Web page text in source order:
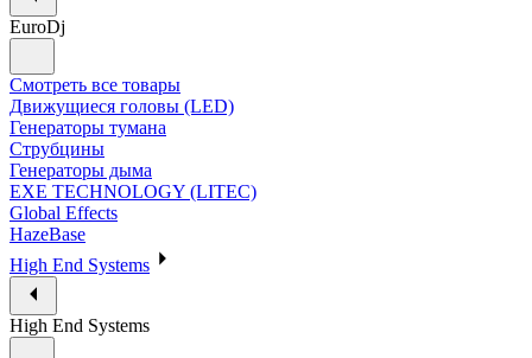
EuroDj
Смотреть все товары
Движущиеся головы (LED)
Генераторы тумана
Струбцины
Генераторы дыма
EXE TECHNOLOGY (LITEC)
Global Effects
HazeBase
High End Systems
High End Systems